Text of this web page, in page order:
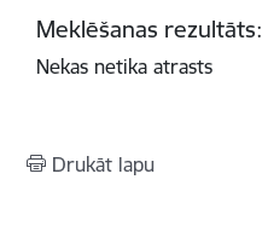
Meklēšanas rezultāts:
Nekas netika atrasts
Drukāt lapu